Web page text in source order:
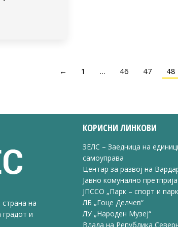
← 1 … 46 47 48
на
и
КОРИСНИ ЛИНКОВИ
ЗЕЛС – Заедница на
самоуправа
Центар за развој на
Јавно комунално
ЈПССО „Парк – спорт и
ЛБ „Гоце Делчев“
ЛУ „Народен Музеј“
Влада на Република